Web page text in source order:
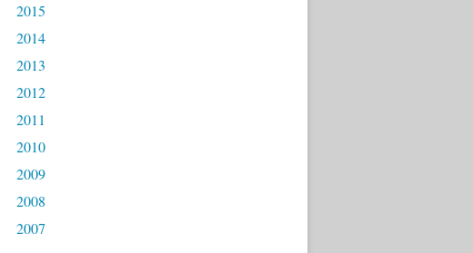
2015
2014
2013
2012
2011
2010
2009
2008
2007